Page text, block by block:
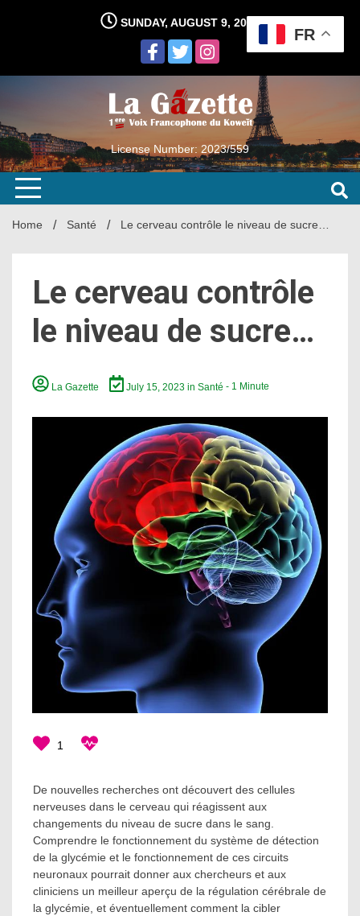
SUNDAY, AUGUST 9, 2026
License Number: 2023/559
Home Santé Le cerveau contrôle le niveau de sucre…
Le cerveau contrôle
le niveau de sucre…
La Gazette July 15, 2023inSanté - 1 Minute
1
De nouvelles recherches ont découvert des cellules
nerveuses dans le cerveau qui réagissent aux
changements du niveau de sucre dans le sang.
Comprendre le fonctionnement du système de détection
de la glycémie et le fonctionnement de ces circuits
neuronaux pourrait donner aux chercheurs et aux
cliniciens un meilleur aperçu de la régulation cérébrale de
la glycémie, et éventuellement comment la cibler
FR